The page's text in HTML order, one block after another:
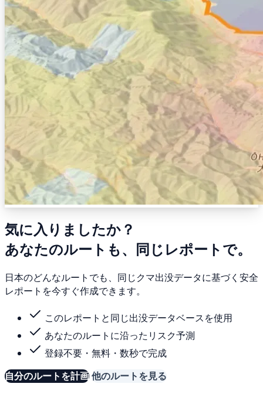
気に入りましたか？
あなたのルートも、同じレポートで。
日本のどんなルートでも、同じクマ出没データに基づく安全
レポートを今すぐ作成できます。
このレポートと同じ出没データベースを使用
あなたのルートに沿ったリスク予測
登録不要・無料・数秒で完成
自分のルートを計画他のルートを見る